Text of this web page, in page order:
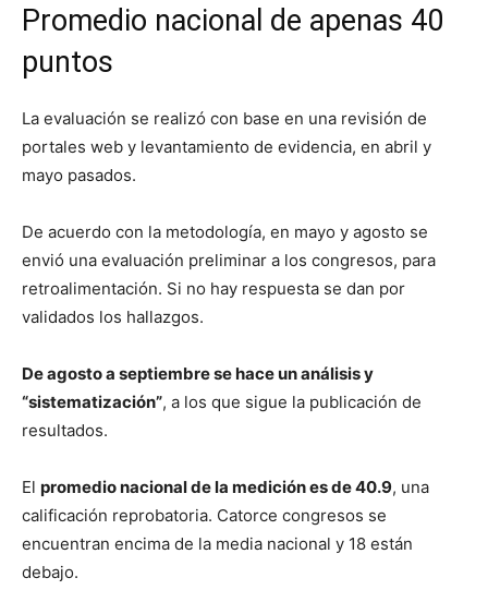
Promedio nacional de apenas 40
puntos
La evaluación se realizó con base en una revisión de
portales web y levantamiento de evidencia, en abril y
mayo pasados.
De acuerdo con la metodología, en mayo y agosto se
envió una evaluación preliminar a los congresos, para
retroalimentación. Si no hay respuesta se dan por
validados los hallazgos.
De agosto a septiembre se hace un análisis y
“sistematización”, a los que sigue la publicación de
resultados.
El promedio nacional de la medición es de 40.9, una
calificación reprobatoria. Catorce congresos se
encuentran encima de la media nacional y 18 están
debajo.